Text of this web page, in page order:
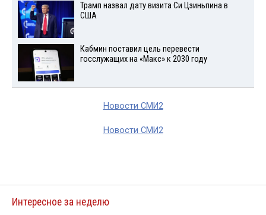
Трамп назвал дату визита Си Цзиньпина в
США
Кабмин поставил цель перевести
госслужащих на «Макс» к 2030 году
Новости СМИ2
Новости СМИ2
Интересное за неделю